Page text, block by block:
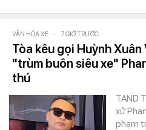
VĂN HÓA XE - 7 GIỜ TRƯỚC
Tòa kêu gọi Huỳnh
"trùm buôn siêu xe"
thú
TAND
xử
phạm